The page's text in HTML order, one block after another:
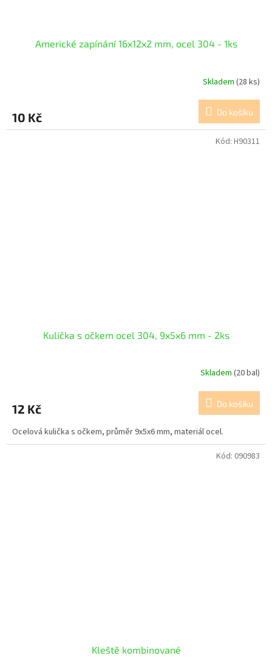
Americké zapínání 16x12x2 mm, ocel 304 - 1ks
Skladem (28 ks)
10 Kč Do košíku
Kulička s očkem ocel 304, 9x5x6 mm - 2ks
Skladem (20 bal)
12 Kč Do košíku
Ocelová kulička s očkem, průměr 9x5x6 mm, materiál ocel.
Kód: H90311
Kleště kombinované
Kód: 090983